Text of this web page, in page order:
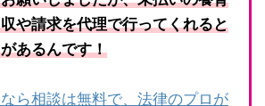
や請求を代理で行ってくれると
あるんです！
ら相談は無料で、法律のプロが